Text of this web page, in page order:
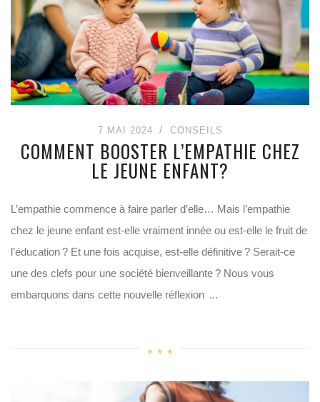
7 MAI 2024 CONSEILS
COMMENT BOOSTER L’EMPATHIE CHEZ
LE JEUNE ENFANT?
L’empathie commence à faire parler d’elle… Mais l’empathie
chez le jeune enfant est-elle vraiment innée ou est-elle le fruit de
l’éducation ? Et une fois acquise, est-elle définitive ? Serait-ce
une des clefs pour une société bienveillante ? Nous vous
embarquons dans cette nouvelle réflexion ...